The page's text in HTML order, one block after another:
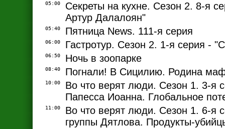
05:00
Секреты на кухне. Сезон 2. 8-я
Артур Далалоян"
05:40 Пятница News. 111-я серия
06:00 Гастротур. Сезон 2. 1-я серия -
06:50 Ночь в зоопарке
08:40 Погнали! В Сицилию. Родина
10:00
Во что верят люди. Сезон 1. 3-я
Папесса Иоанна. Глобальное
11:00
Во что верят люди. Сезон 1. 6-я
группы Дятлова. Продукты-